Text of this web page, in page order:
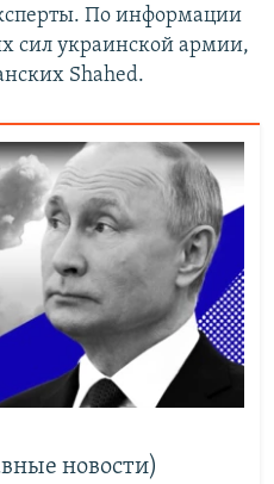
По информации
сил украинской армии,
Shahed.
новости)